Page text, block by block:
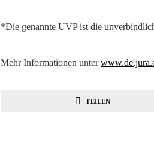
*Die genannte UVP ist die
Mehr Informationen unter
TEILEN